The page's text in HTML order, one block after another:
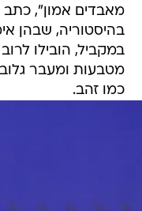
מאבדים אמון", כתב
בהיסטוריה, שבהן
במקביל, הובילו
מטבעות ומעבר
כמו זהב.